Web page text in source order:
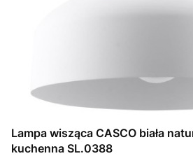
Lampa wisząca CASCO biała
kuchenna SL.0388